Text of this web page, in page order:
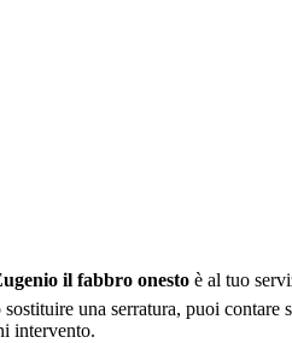
il fabbro onesto è al tuo
una serratura, puoi
intervento.